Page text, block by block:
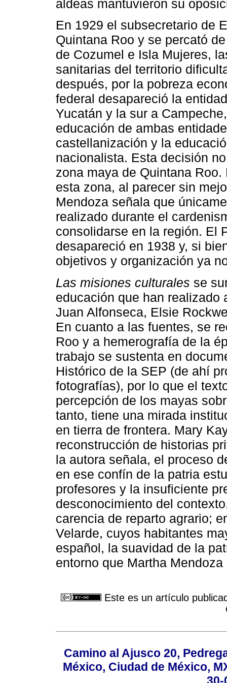
aldeas mantuvieron su
En 1929 el subsecretario de
Quintana Roo y se percató
de Cozumel e Isla Mujeres,
sanitarias del territorio
después, por la pobreza
federal desapareció la
Yucatán y la sur a
educación de ambas
castellanización y la
nacionalista. Esta decisión
zona maya de Quintana
esta zona, al parecer sin
Mendoza señala que
realizado durante el
consolidarse en la región. El
desapareció en 1938 y, si
objetivos y organización ya
Las misiones culturales se
educación que han realizado
Juan Alfonseca, Elsie
En cuanto a las fuentes, se
Roo y a hemerografía de la
trabajo se sustenta en
Histórico de la SEP (de ahí
fotografías), por lo que el
percepción de los mayas
tanto, tiene una mirada
en tierra de frontera. Mary
reconstrucción de historias
la autora señala, el proceso
en ese confín de la patria
profesores y la insuficiente
desconocimiento del
carencia de reparto agrario;
Velarde, cuyos habitantes
español, la suavidad de la
entorno que Martha
Este es un artículo
Camino al Ajusco 20,
México, Ciudad de México,